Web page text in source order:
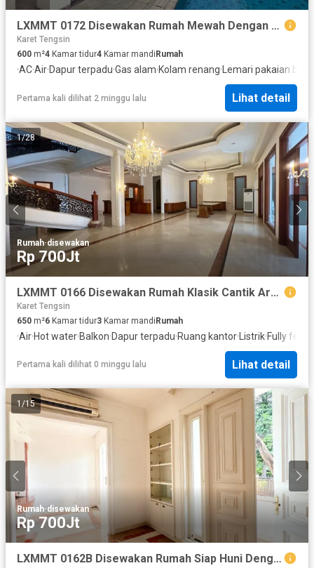
LXMMT 0172 Disewakan Rumah Mewah Dengan Kolam Renang Di Area Menteng Jakarta Pusat
Karet Tengsin
600 m²4 Kamar tidur4 Kamar mandi Rumah
·AC·Air·Dapur terpadu·Gas alam·Kolam renang· Lemari pakaian
Pertama kali dilihat 2 minggu lalu Lihat detail
1/28
Rumah·disewakan
Rp 700Jt
LXMMT 0166 Disewakan Rumah Klasik Cantik Area Menteng Jakarta Pusat Cocok Untuk Kantor Atau Hunian
Karet Tengsin
650 m²6 Kamar tidur3 Kamar mandiRumah
·Air·Hot water·Balkon·Dapur terpadu·Ruang kantor·Listrik·Fully
Pertama kali dilihat 0 minggu lalu Lihat detail
1 /15
Rumah·disewakan
Rp 700Jt
LXMMT 0162B Disewakan Rumah Siap Huni Dengan Kolam Renang Di Area Menteng Jakarta Pusat